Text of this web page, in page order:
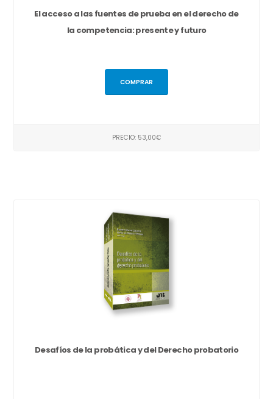
El acceso a las fuentes de prueba en el derecho de
la competencia: presente y futuro
COMPRAR
PRECIO: 53,00€
Desafíos de la probática y del Derecho probatorio